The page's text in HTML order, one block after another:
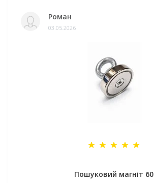
Роман
03.05.2026
Пошуковий магніт 60